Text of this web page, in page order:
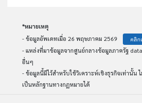
*หมายเหตุ
- ข้อมูลอัพเดทเมื่อ 26 พฤษภาคม 2569
คลิก
- แหล่งที่มาข้อมูลจากศูนย์กลางข้อมูลภาครัฐ
อื่นๆ
- ข้อมูลนี้มีไว้สำหรับใช้วิเคราะห์เชิงธุรกิจเท่านั้น
เป็นหลักฐานทางกฏหมายได้